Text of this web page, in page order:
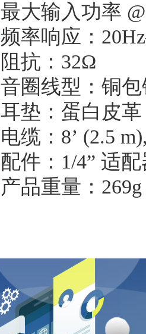
最大输入功率
频率响应： 20Hz
阻抗： 32Ω
音圈线型：铜
耳垫：蛋白皮革
电缆： 8’ (2.5
配件： 1/4” 适配
产品重量： 269g